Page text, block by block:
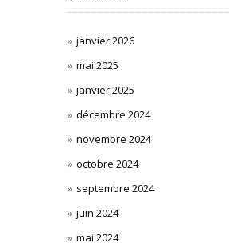
janvier 2026
mai 2025
janvier 2025
décembre 2024
novembre 2024
octobre 2024
septembre 2024
juin 2024
mai 2024